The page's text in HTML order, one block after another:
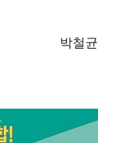
박철균